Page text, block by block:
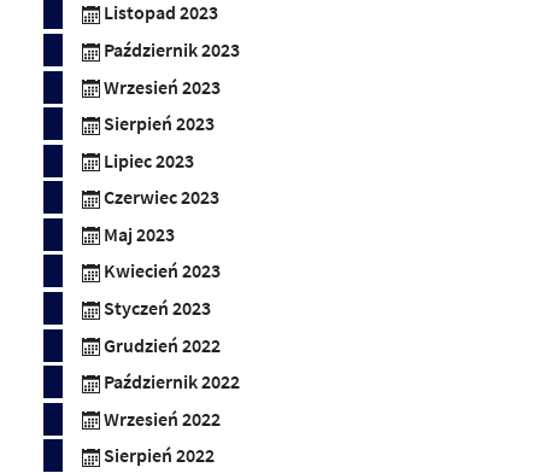
Listopad 2023
Październik 2023
Wrzesień 2023
Sierpień 2023
Lipiec 2023
Czerwiec 2023
Maj 2023
Kwiecień 2023
Styczeń 2023
Grudzień 2022
Październik 2022
Wrzesień 2022
Sierpień 2022